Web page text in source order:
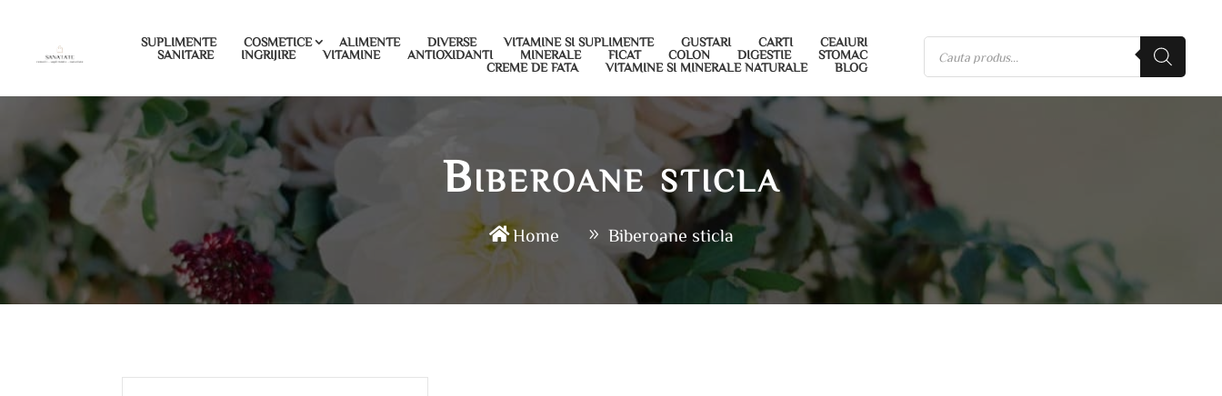
SUPLIMENTE COSMETICE ALIMENTE DIVERSE VITAMINE SI SUPLIMENTE GUSTARI CARTI
CEAIURI
SANITARE
INGRIJIRE VITAMINE ANTIOXIDANTI MINERALE FICAT COLON DIGESTIE
STOMAC
CREME DE FATA
VITAMINE SI MINERALE NATURALE BLOG
Biberoane sticla
Home Biberoane sticla